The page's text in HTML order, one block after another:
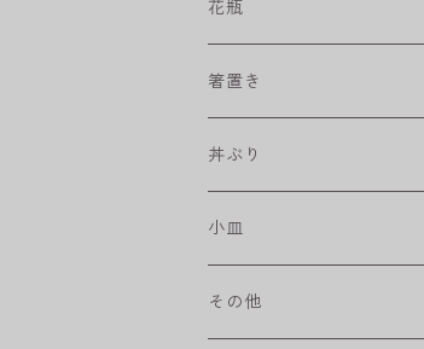
プリーツ
藍駒
ワビカップ
ハンディ小皿
和ミモザ
角皿
取皿
盛皿
カレー＆パスタ皿
小鉢
マグカップ
フリーカップ
そば猪口
花瓶
水差し
箸置き
丼ぶり
小皿
その他